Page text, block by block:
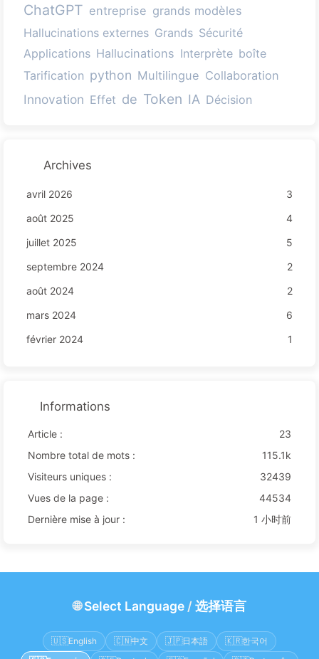
ChatGPT entreprise grands modèles
Hallucinations externes Grands Sécurité
Applications Hallucinations Interprète boîte
Tarification python Multilingue Collaboration
Innovation Effet de Token IA Décision
Archives
avril 2026
3
août 2025
4
juillet 2025
5
septembre 2024
2
août 2024
2
mars 2024
6
février 2024
1
Informations
Article :
23
Nombre total de mots :
115.1k
Visiteurs uniques :
32439
Vues de la page :
44534
Dernière mise à jour :
1 小时前
🌐Select Language/ 选择语言
🇺🇸English 🇨🇳中文 🇯🇵日本語 🇰🇷한국어